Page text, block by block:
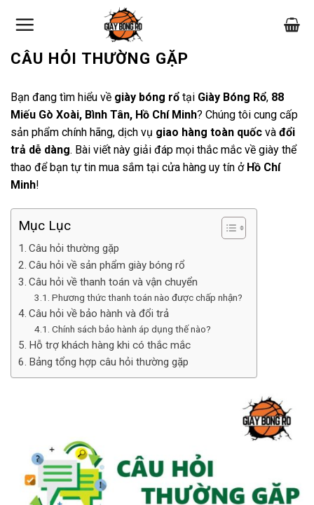
CÂU HỎI THƯỜNG GẶP
Bạn đang tìm hiểu về giày bóng rổ tại Giày Bóng Rổ, 88
Miếu Gò Xoài, Bình Tân, Hồ Chí Minh? Chúng tôi cung cấp
sản phẩm chính hãng, dịch vụ giao hàng toàn quốc và đổi
trả dễ dàng. Bài viết này giải đáp mọi thắc mắc về giày thể
thao để bạn tự tin mua sắm tại cửa hàng uy tín ở Hồ Chí
Minh!
Mục Lục
Câu hỏi thường gặp
Câu hỏi về sản phẩm giày bóng rổ
Câu hỏi về thanh toán và vận chuyển
Phương thức thanh toán nào được chấp nhận?
Câu hỏi về bảo hành và đổi trả
Chính sách bảo hành áp dụng thế nào?
Hỗ trợ khách hàng khi có thắc mắc
Bảng tổng hợp câu hỏi thường gặp